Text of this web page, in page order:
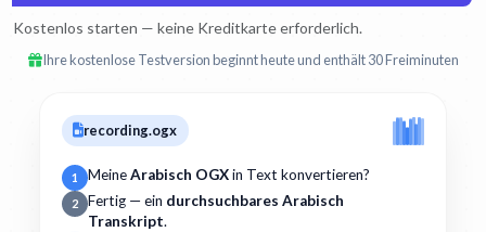
Kostenlos starten — keine Kreditkarte erforderlich.
Ihre kostenlose Testversion beginnt heute und enthält 30 Freiminuten
recording.ogx
1 MeineArabisch OGXin Text konvertieren?
2 Fertig — ein durchsuchbares Arabisch
Transkript.